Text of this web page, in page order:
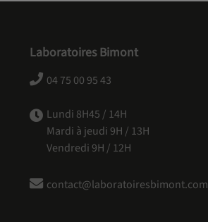
Laboratoires Bimont
04 75 00 95 43
Lundi 8H45 / 14H
Mardi à jeudi 9H / 13H
Vendredi 9H / 12H
contact@laboratoiresbimont.com